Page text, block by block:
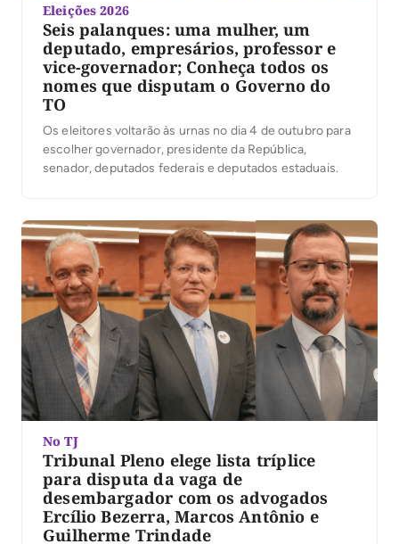
Eleições 2026
Seis palanques: uma mulher, um
deputado, empresários, professor e
vice-governador; Conheça todos os
nomes que disputam o Governo do
TO
Os eleitores voltarão às urnas no dia 4 de outubro para
escolher governador, presidente da República,
senador, deputados federais e deputados estaduais.
No TJ
Tribunal Pleno elege lista tríplice
para disputa da vaga de
desembargador com os advogados
Ercílio Bezerra, Marcos Antônio e
Guilherme Trindade